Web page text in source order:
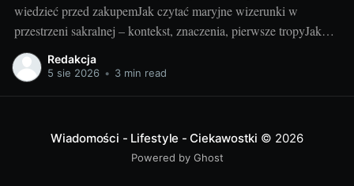
wiedzieć przed zakupemJak czytać maryjne wizerunki w
przestrzeni sakralnej – kontekst, znaczenia, pierwsze tropyJako
blogerka, która z radością testuje i porównuje rozwiązania do
kościołów i kaplic, wiem jedno: maryjny wizerunek w liturgii nie
Redakcja
5 sie 2026 • 3 min read
Wiadomości - Lifestyle - Ciekawostki © 2026
Powered by Ghost